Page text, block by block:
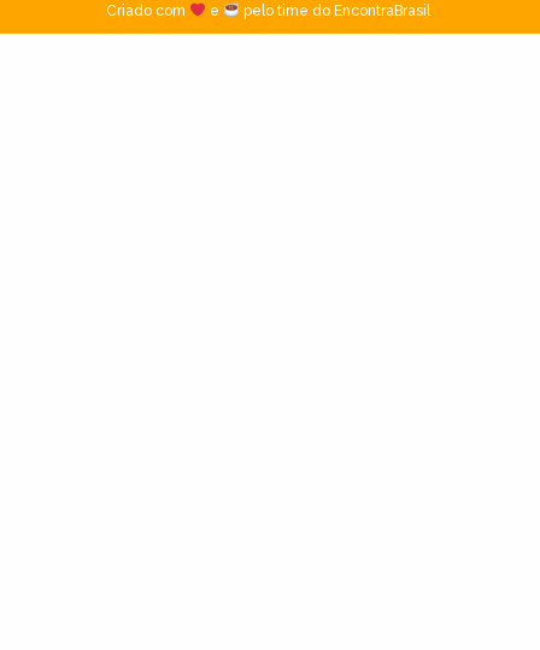
Criado com
e pelo time do EncontraBrasil